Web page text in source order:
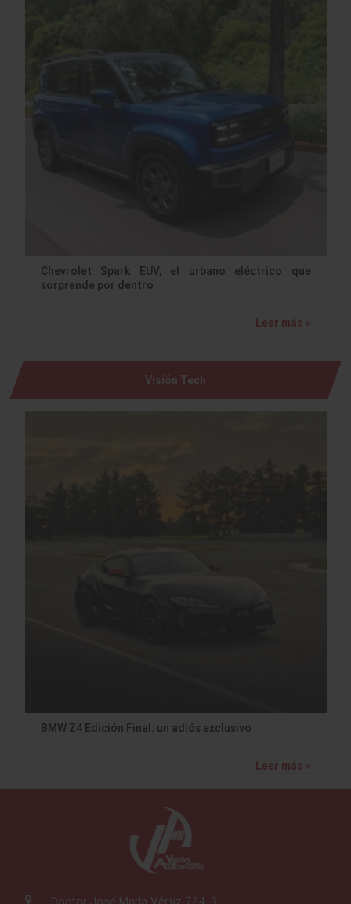
Chevrolet Spark EUV, el urbano eléctrico que
sorprende por dentro
Leer más »
Visión Tech
BMW Z4 Edición Final: un adiós exclusivo
Leer más »